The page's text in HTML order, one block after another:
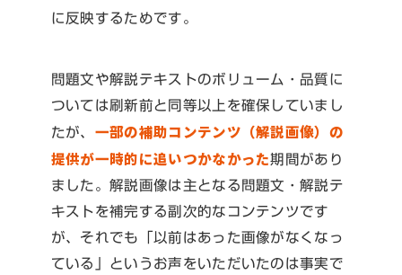
に反映するためです。
問題文や解説テキストのボリューム・品質に
ついては刷新前と同等以上を確保していまし
たが、 一部の補助コンテンツ（解説画像）の
提供が一時的に追いつかなかった期間があり
ました。解説画像は主となる問題文・解説テ
キストを補完する副次的なコンテンツです
が、それでも「以前はあった画像がなくなっ
ている」というお声をいただいたのは事実で